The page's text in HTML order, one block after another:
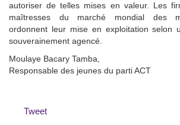
autoriser de telles mises en valeur. Les
maîtresses du marché mondial des
ordonnent leur mise en exploitation selon
souverainement agencé.
Moulaye Bacary Tamba,
Responsable des jeunes du parti ACT
Tweet